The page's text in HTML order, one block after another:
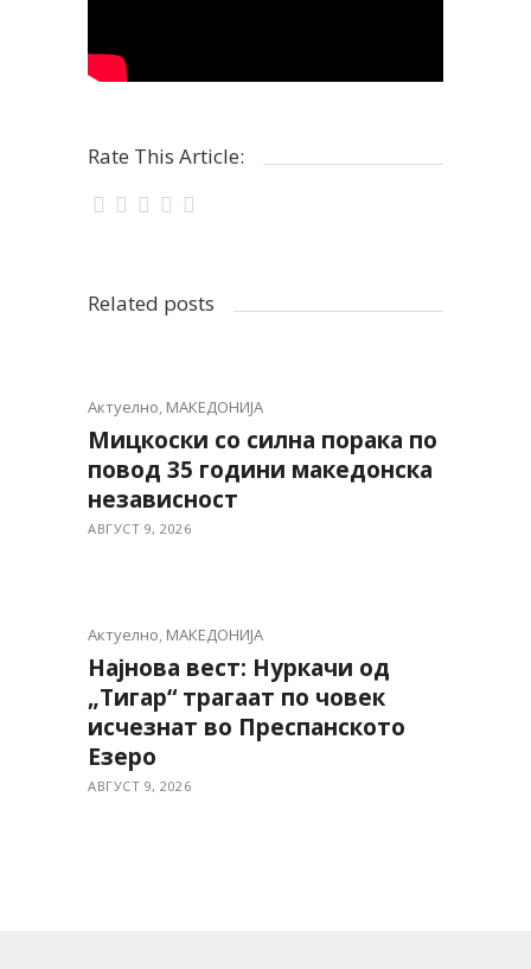
Rate This Article:
Related posts
Актуелно, МАКЕДОНИЈА
Мицкоски со силна порака по
повод 35 години македонска
независност
АВГУСТ 9, 2026
Актуелно, МАКЕДОНИЈА
Најнова вест: Нуркачи од
„Тигар“ трагаат по човек
исчезнат во Преспанското
Езеро
АВГУСТ 9, 2026